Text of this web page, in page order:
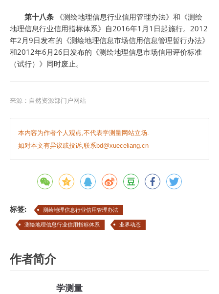
第十八条 《测绘地理信息行业信用管理办法》和《测绘
地理信息行业信用指标体系》自2016年1月1日起施行。2012
年2月9日发布的《测绘地理信息市场信用信息管理暂行办法》
和2012年6月26日发布的《测绘地理信息市场信用评价标准
（试行）》同时废止。
来源： 自然资源部门户网站
本内容为作者个人观点,不代表学测量网站立场.
如对本文有异议或投诉,联系bd@xueceliang.cn
标签:
测绘地理信息行业信用管理办法
测绘地理信息行业信用指标体系
业界动态
作者简介
学测量